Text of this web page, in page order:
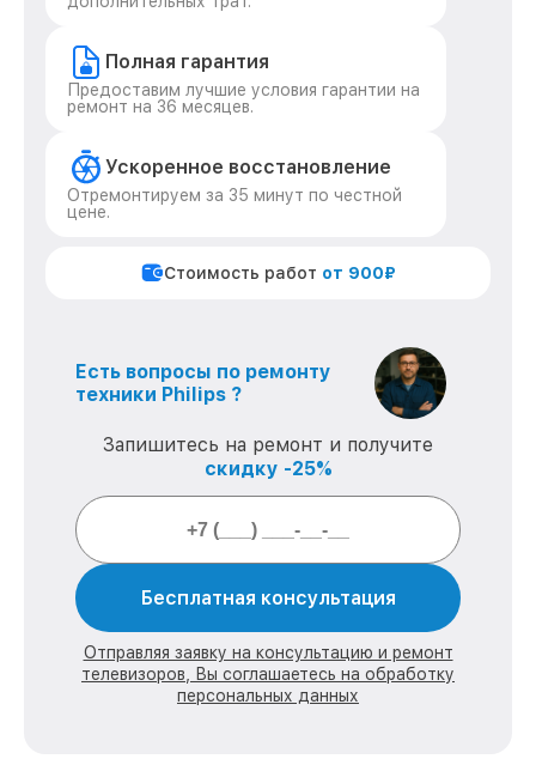
Полная гарантия
Предоставим лучшие условия гарантии на
ремонт на 36 месяцев.
Ускоренное восстановление
Отремонтируем за 35 минут по честной
цене.
Стоимость работ от 900₽
Есть вопросы по ремонту
техники Philips ?
Запишитесь на ремонт и получите
скидку -25%
Бесплатная консультация
Отправляя заявку на консультацию и ремонт
телевизоров, Вы соглашаетесь на обработку
персональных данных